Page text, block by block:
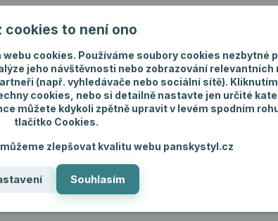
Nevíte si rady? Zavolejte. +420 731 292 460
Hledat
Pánské šperky
cookies to není ono
cookies. Používáme soubory cookies nezbytné
jeho návštěvnosti nebo zobrazování relevantních
(např. vyhledávače nebo sociální sítě).
cookies, nebo si detailně nastavte jen určité
můžete kdykoli zpětně upravit v levém spodním
tlačítko Cookies.
zlepšovat kvalitu webu panskystyl.cz
Souhlasím